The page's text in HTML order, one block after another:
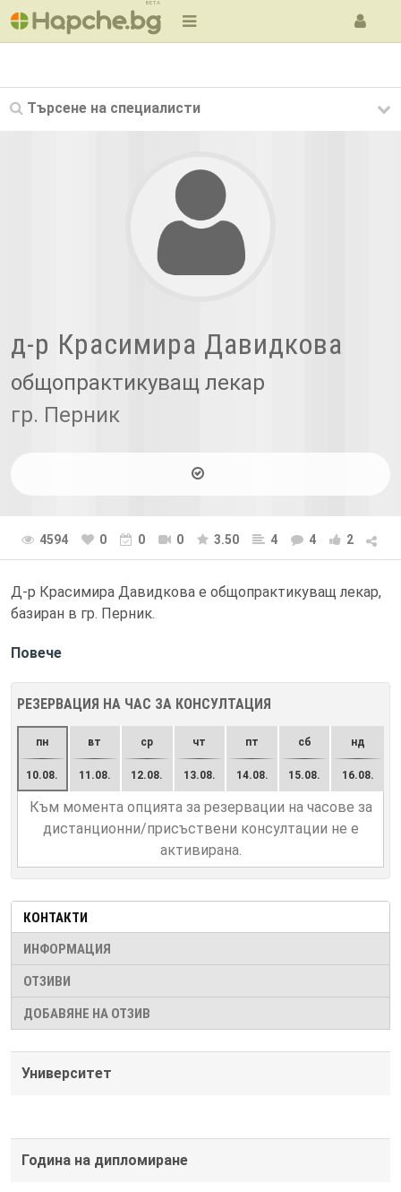
BETA
Търсене на специалисти
д-р Красимира Давидкова
общопрактикуващ лекар
гр. Перник
4594 0 0 0 3.50 4 4 2
Д-р Красимира Давидкова е общопрактикуващ лекар,
базиран в гр. Перник.
Повече
РЕЗЕРВАЦИЯ НА ЧАС ЗА КОНСУЛТАЦИЯ
пн
10.08.
вт
11.08.
ср
12.08.
чт
13.08.
пт
14.08.
сб
15.08.
нд
16.08.
Към момента опцията за резервации на часове за
дистанционни/присъствени консултации не е
активирана.
КОНТАКТИ
ИНФОРМАЦИЯ
ОТЗИВИ
ДОБАВЯНЕ НА ОТЗИВ
Университет
Година на дипломиране